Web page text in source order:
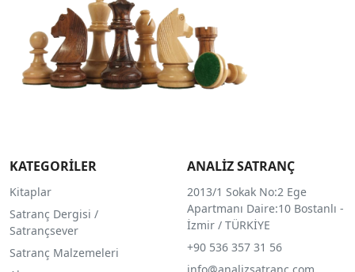
KATEGORİLER
Kitaplar
Satranç Dergisi /
Satrançsever
Satranç Malzemeleri
ANALİZ SATRANÇ
2013/1 Sokak No:2 Ege
Apartmanı Daire:10 Bostanlı -
İzmir / TÜRKİYE
+90 536 357 31 56
info@analizsatranc.com